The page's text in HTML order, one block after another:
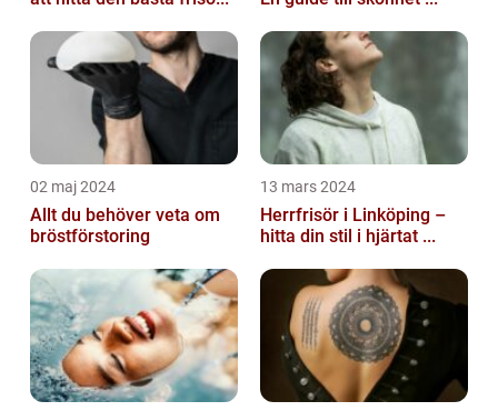
02 maj 2024
Allt du behöver veta om
bröstförstoring
13 mars 2024
Herrfrisör i Linköping –
hitta din stil i hjärtat ...